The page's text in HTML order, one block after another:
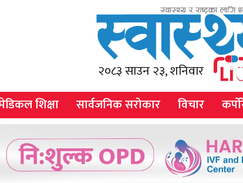
२०८३ साउन २३, शनिवार
शिक्षा सार्वजनिक सरोकार विचार